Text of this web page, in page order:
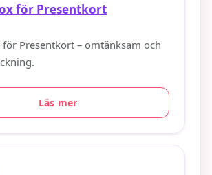
för Presentkort
för Presentkort – omtänksam och
Läs mer